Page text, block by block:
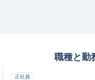
職種と勤
正社員